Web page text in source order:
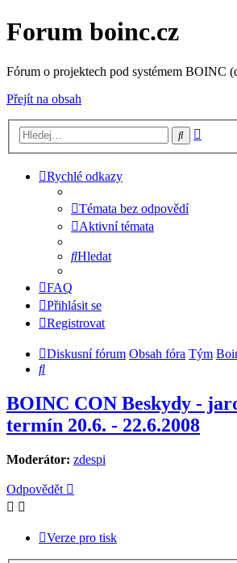
Forum boinc.cz
Fórum o projektech pod systémem BOINC
Přejít na obsah
Hledat
Rychlé odkazy
Témata bez odpovědí
Aktivní témata
Hledat
FAQ
Přihlásit se
Registrovat
Diskusní fórum Obsah fóra Tým
Hledat
BOINC CON Beskydy -
termín 20.6. - 22.6.2008
Moderátor: zdespi
Odpovědět
Verze pro tisk